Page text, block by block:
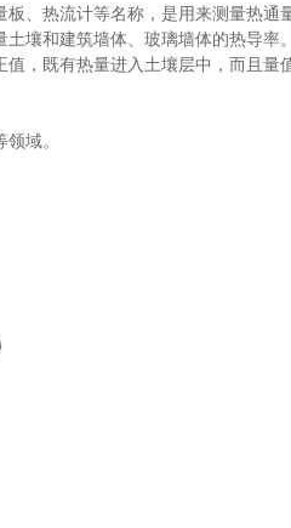
板、热流计等名称，是用来测量热
壤和建筑墙体、玻璃墙体的热导
，既有热量进入土壤层中，而且
域。